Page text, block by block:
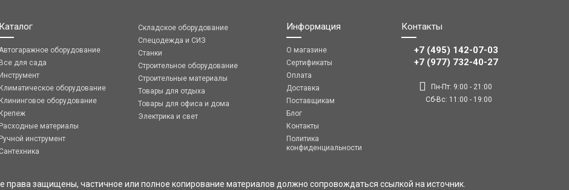
Каталог
оборудование
Все для сада
Инструмент
Климатическое оборудование
Клининговое оборудование
Крепеж
Расходные материалы
Ручной инструмент
Сантехника
Складское оборудование
Спецодежда и СИЗ
Станки
Строительное оборудование
Строительные материалы
Товары для отдыха
Товары для офиса и дома
Электрика и свет
Информация
О магазине
Сертификаты
Оплата
Доставка
Поставщикам
Блог
Контакты
Политика
конфиденциальности
Контакты
+7 (495) 142-07-03
‎‎+7 (977) 732-40-27
Пн-Пт: 9:00 - 21:00
Сб-Вс: 11:00 - 19:00
права защищены, частичное или полное копирование материалов должно сопровождаться ссылкой на источник.